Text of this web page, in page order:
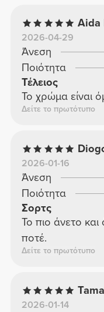
Aida
2026-04-29
Άνεση
Ποιότητα
Τέλειος
Το χρώμα είναι
Δείτε το πρωτότυπο
2026-01-16
Άνεση
Ποιότητα
Σορτς
Το πιο άνετο
ποτέ.
Δείτε το πρωτότυπο
2026-01-14